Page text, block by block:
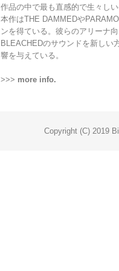
作品の中で最も直感的で生々し
本作はTHE DAMMEDや
ンを得ている。彼らのアリーナ
BLEACHEDのサウンドを新しい
響を与えている。
>>> more info.
Copyright (C) 2019